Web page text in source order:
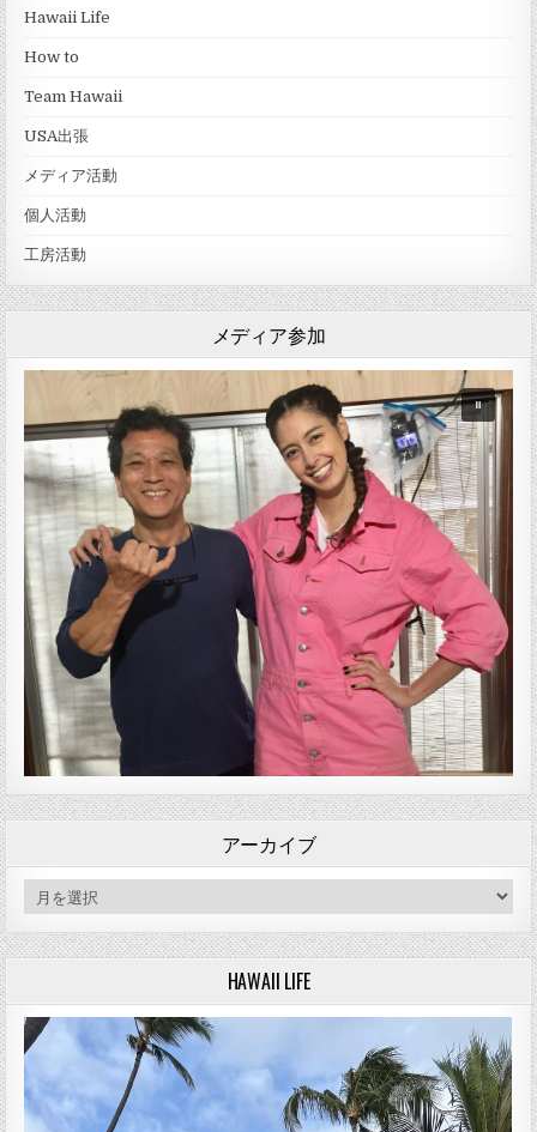
Hawaii Life
How to
Team Hawaii
USA出張
メディア活動
個人活動
工房活動
メディア参加
アーカイブ
アーカイブ
HAWAII LIFE